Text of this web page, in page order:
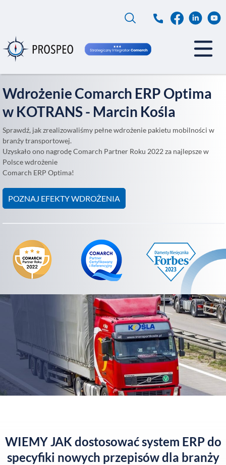
Wdrożenie Comarch ERP Optima
w KOTRANS - Marcin Kośla
Sprawdź, jak zrealizowaliśmy pełne wdrożenie pakietu mobilności w
branży transportowej.
Uzyskało ono nagrodę Comarch Partner Roku 2022 za najlepsze w
Polsce wdrożenie
Comarch ERP Optima!
POZNAJ EFEKTY WDROŻENIA
WIEMY JAK dostosować system ERP do
specyfiki nowych przepisów dla branży